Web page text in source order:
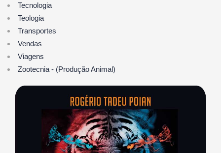
Tecnologia
Teologia
Transportes
Vendas
Viagens
Zootecnia - (Produção Animal)